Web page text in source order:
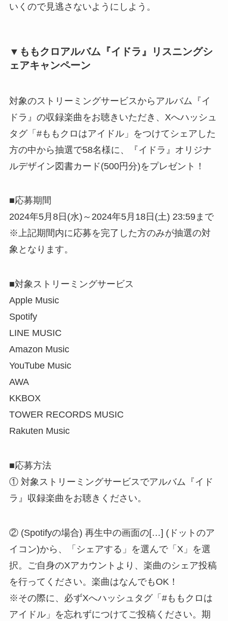
いくので見逃さないようにしよう。
▼ももクロアルバム『イドラ』リスニングシ
ェアキャンペーン
対象のストリーミングサービスからアルバム『イ
ドラ』の収録楽曲をお聴きいただき、Xへハッシュ
タグ「#ももクロはアイドル」をつけてシェアした
方の中から抽選で58名様に、『イドラ』オリジナ
ルデザイン図書カード(500円分)をプレゼント！
■応募期間
2024年5月8日(水)～2024年5月18日(土) 23:59まで
※上記期間内に応募を完了した方のみが抽選の対
象となります。
■対象ストリーミングサービス
Apple Music
Spotify
LINE MUSIC
Amazon Music
YouTube Music
AWA
KKBOX
TOWER RECORDS MUSIC
Rakuten Music
■応募方法
① 対象ストリーミングサービスでアルバム『イド
ラ』収録楽曲をお聴きください。
② (Spotifyの場合) 再生中の画面の[…] (ドットのア
イコン)から、「シェアする」を選んで「X」を選
択。ご自身のXアカウントより、楽曲のシェア投稿
を行ってください。楽曲はなんでもOK！
※その際に、必ずXへハッシュタグ「#ももクロは
アイドル」を忘れずにつけてご投稿ください。期